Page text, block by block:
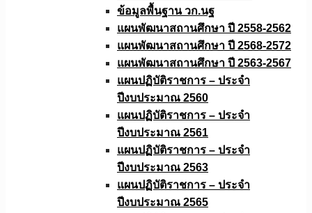
ข้อมูลพื้นฐาน วก.นฐ
แผนพัฒนาสถานศึกษา ปี 2558-2562
แผนพัฒนาสถานศึกษา ปี 2568-2572
แผนพัฒนาสถานศึกษา ปี 2563-2567
แผนปฏิบัติราชการ – ประจำ
ปีงบประมาณ 2560
แผนปฏิบัติราชการ – ประจำ
ปีงบประมาณ 2561
แผนปฏิบัติราชการ – ประจำ
ปีงบประมาณ 2563
แผนปฏิบัติราชการ – ประจำ
ปีงบประมาณ 2565